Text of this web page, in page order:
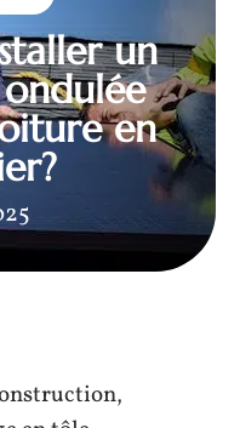
un
en